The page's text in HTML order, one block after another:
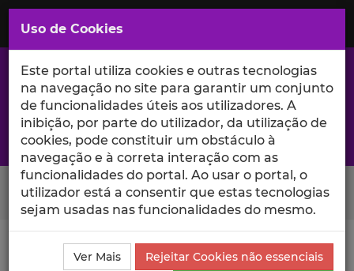
Saltar
para
Conteúdo
Principal
A excelência da investigação e ciência no Iscte
Search Button
Ciência_Iscte Publicações
Descrição Detalhada da
Publicação
Uso de Cookies
Este portal utiliza cookies e outras tecnologias
na navegação no site para garantir um conjunto
de funcionalidades úteis aos utilizadores. A
inibição, por parte do utilizador, da utilização de
cookies, pode constituir um obstáculo à
navegação e à correta interação com as
funcionalidades do portal. Ao usar o portal, o
utilizador está a consentir que estas tecnologias
sejam usadas nas funcionalidades do mesmo.
Ver Mais
Rejeitar Cookies não essenciais